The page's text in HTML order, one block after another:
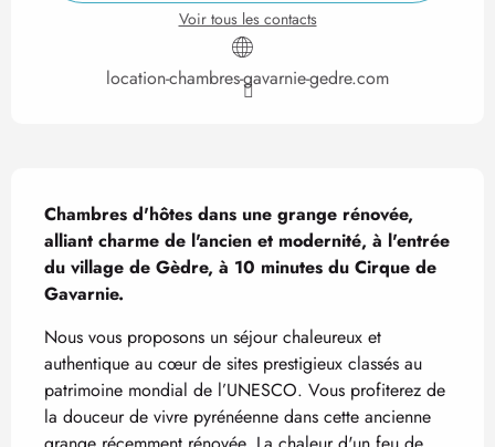
Voir tous les contacts
location-chambres-gavarnie-gedre.com
Description
Chambres d'hôtes dans une grange rénovée,
alliant charme de l'ancien et modernité, à l'entrée
du village de Gèdre, à 10 minutes du Cirque de
Gavarnie.
Nous vous proposons un séjour chaleureux et
authentique au cœur de sites prestigieux classés au
patrimoine mondial de l’UNESCO. Vous profiterez de
la douceur de vivre pyrénéenne dans cette ancienne